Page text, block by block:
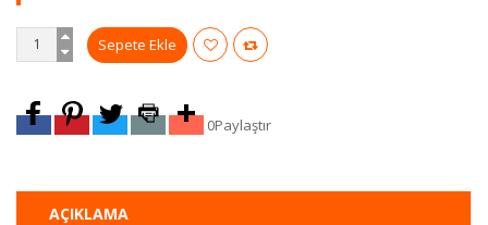
0Paylaştır
AÇIKLAMA